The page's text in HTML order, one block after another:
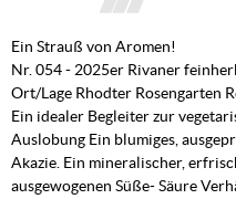
Ein Strauß von Aromen!
Nr. 054 - 2025er Rivaner
Ort/Lage Rhodter Rosengarten
Ein idealer Begleiter zur
Auslobung Ein blumiges,
Akazie. Ein mineralischer,
ausgewogenen Süße- Säure